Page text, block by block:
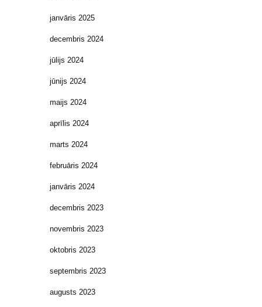
janvāris 2025
decembris 2024
jūlijs 2024
jūnijs 2024
maijs 2024
aprīlis 2024
marts 2024
februāris 2024
janvāris 2024
decembris 2023
novembris 2023
oktobris 2023
septembris 2023
augusts 2023